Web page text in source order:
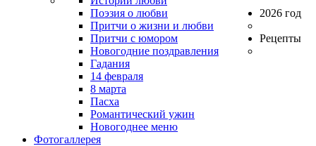
Поэзия о любви
Притчи о жизни и любви
Притчи с юмором
2026 год
Новогодние поздравления
Гадания
14 февраля
8 марта
Рецепты
Пасха
Романтический ужин
Новогоднее меню
Фотогаллерея